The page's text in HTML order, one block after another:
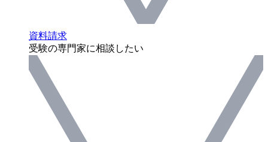
資料請求
受験の専門家に相談したい